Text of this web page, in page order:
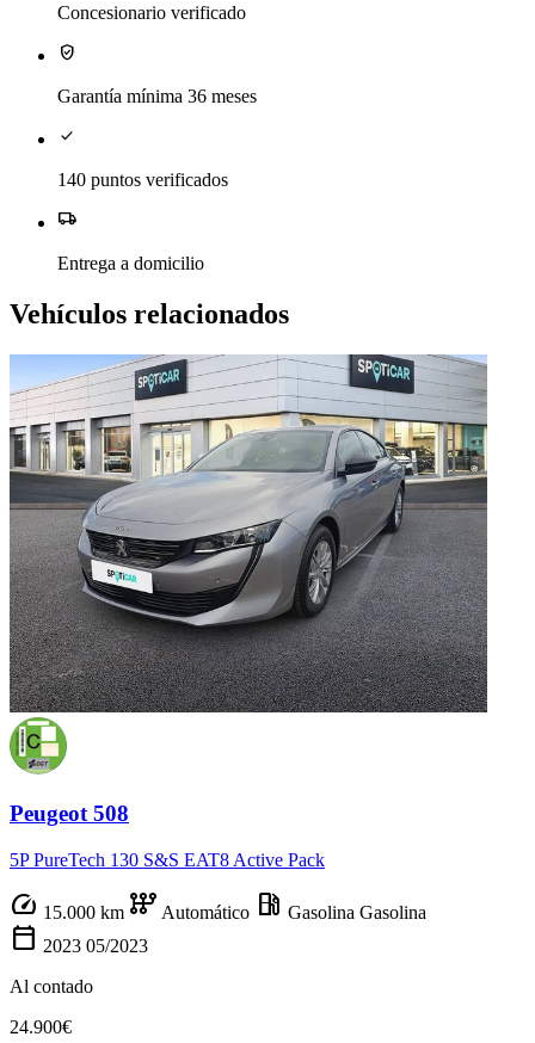
Concesionario verificado
verified_user
Garantía mínima 36 meses
check
140 puntos verificados
local_shipping
Entrega a domicilio
Vehículos relacionados
Peugeot 508
5P PureTech 130 S&S EAT8 Active Pack
speed 15.000 km auto_transmission Automático local_gas_station Gasolina Gasolina
calendar_today 2023 05/2023
Al contado
24.900€